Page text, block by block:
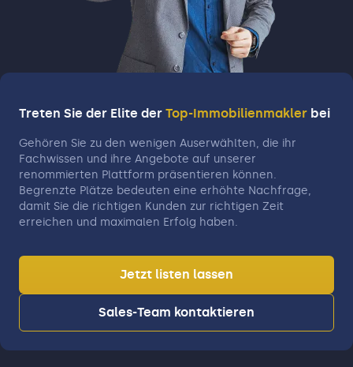
Claudia Bögl Kanderner Str. 2 direkt in
Treten Sie der Elite der Top-Immobilienmakler bei
Gehören Sie zu den wenigen Auserwählten, die ihr
Fachwissen und ihre Angebote auf unserer
renommierten Plattform präsentieren können.
Begrenzte Plätze bedeuten eine erhöhte Nachfrage,
damit Sie die richtigen Kunden zur richtigen Zeit
erreichen und maximalen Erfolg haben.
Jetzt listen lassen
Sales-Team kontaktieren